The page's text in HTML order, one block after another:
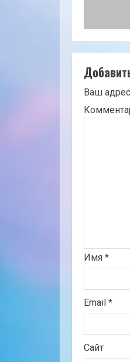
Ваш
Имя *
Email *
Сайт